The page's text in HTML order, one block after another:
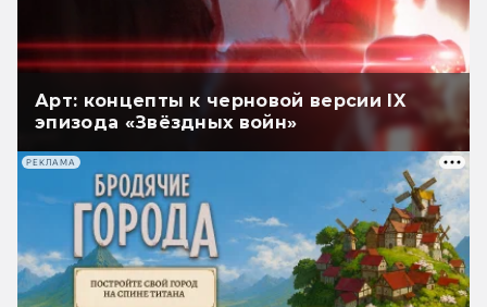
Арт: концепты к черновой версии IX
эпизода «Звёздных войн»
РЕКЛАМА